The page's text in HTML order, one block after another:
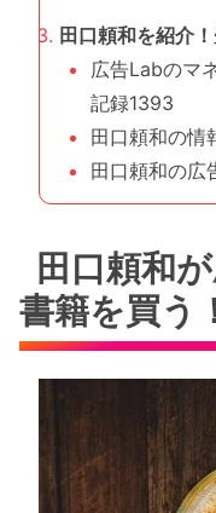
田口頼和を紹介
広告Labのマ
記録1393
田口頼和の情
田口頼和の広
田口頼和
書籍を買う